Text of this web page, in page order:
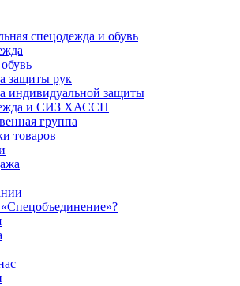
спецодежда и обувь
защиты рук
индивидуальной защиты
и СИЗ ХАССП
группа
товаров